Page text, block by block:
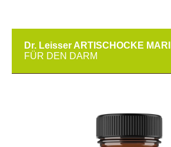
Dr. Leisser ARTISCHOCKE
FÜR DEN DARM